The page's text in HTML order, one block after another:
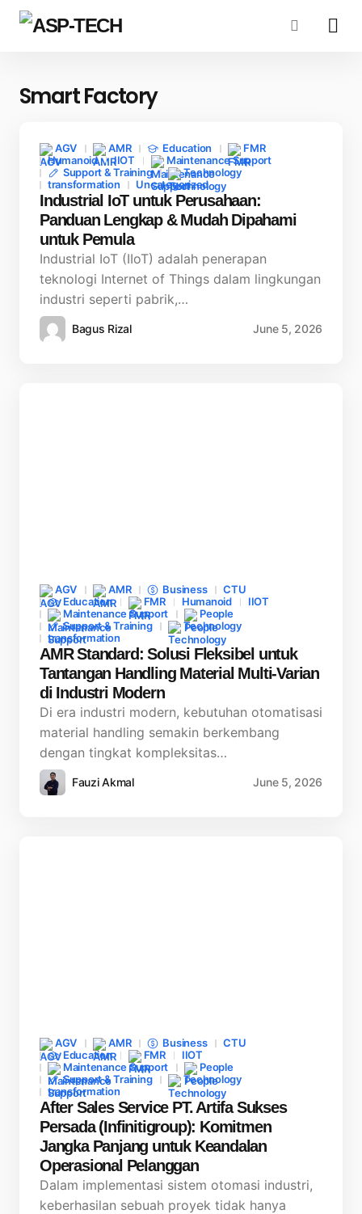
Smart Factory
AGV AMR Education
FMR
Humanoid
IIOT
Maintenance Support
Support & Training
Technology
transformation
Uncategorized
Industrial IoT untuk Perusahaan:
Panduan Lengkap & Mudah Dipahami
untuk Pemula
Industrial IoT (IIoT) adalah penerapan
teknologi Internet of Things dalam lingkungan
industri seperti pabrik,…
Bagus Rizal June 5, 2026
AGV AMR Business
CTU
Education
FMR Humanoid
IIOT
Maintenance Support
People
Support & Training
Technology
transformation
AMR Standard: Solusi Fleksibel untuk
Tantangan Handling Material Multi-Varian
di Industri Modern
Di era industri modern, kebutuhan otomatisasi
material handling semakin berkembang
dengan tingkat kompleksitas…
Fauzi Akmal June 5, 2026
AGV AMR Business
CTU
Education
FMR
IIOT
Maintenance Support
People
Support & Training
Technology
transformation
After Sales Service PT. Artifa Sukses
Persada (Infinitigroup): Komitmen
Jangka Panjang untuk Keandalan
Operasional Pelanggan
Dalam implementasi sistem otomasi industri,
keberhasilan sebuah proyek tidak hanya